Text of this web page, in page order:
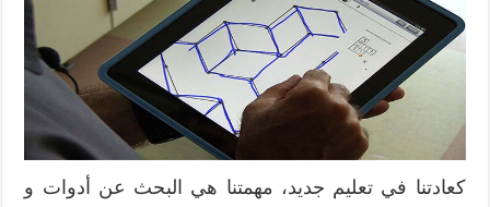
كعادتنا في تعليم جديد، مهمتنا هي البحث عن أدوات و